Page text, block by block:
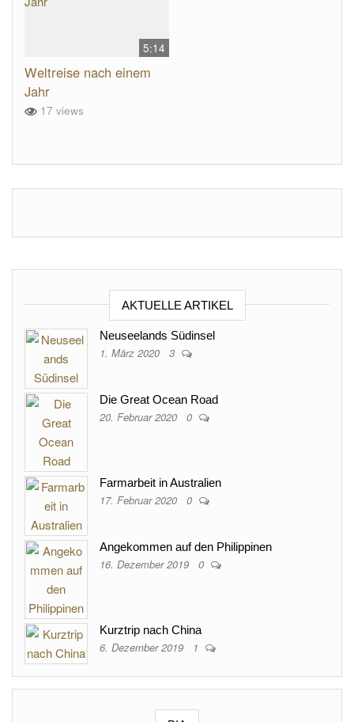
5:14
Weltreise nach einem
Jahr
17 views
AKTUELLE ARTIKEL
Neuseelands Südinsel
1. März 2020 3
Die Great Ocean Road
20. Februar 2020 0
Farmarbeit in Australien
17. Februar 2020 0
Angekommen auf den Philippinen
16. Dezember 2019 0
Kurztrip nach China
6. Dezember 2019 1